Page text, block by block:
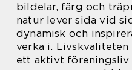
bildelar, färg och
natur lever sida vid
dynamisk och
verka i. Livskvaliteten
ett aktivt föreningsliv